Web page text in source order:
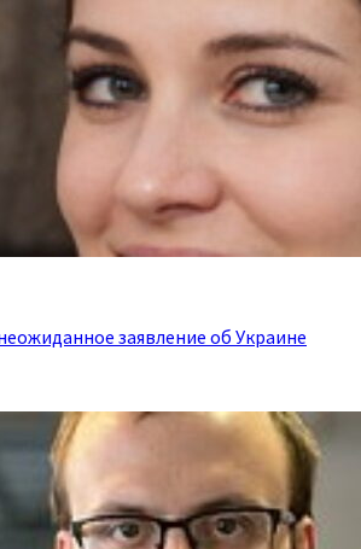
заявление об Украине